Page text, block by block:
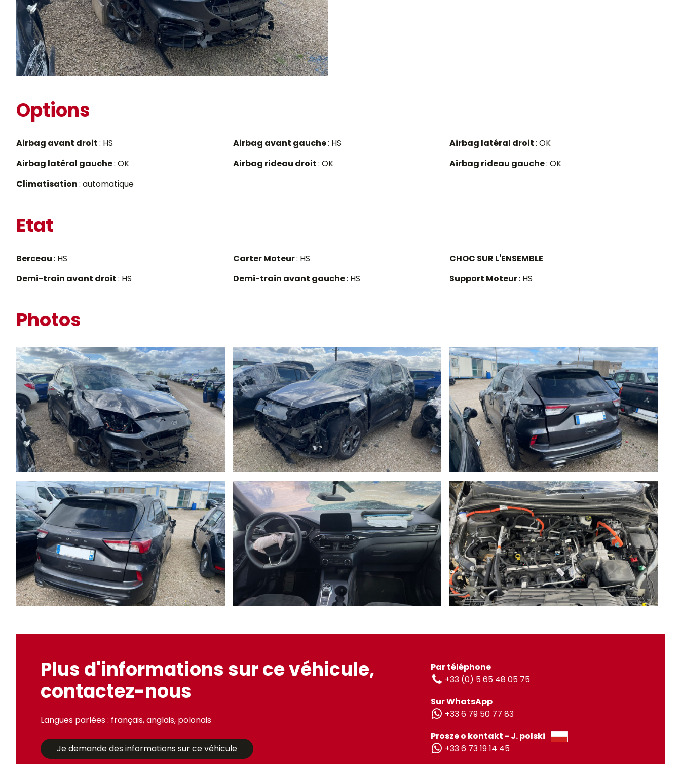
Options
Airbag avant droit: HS Airbag avant gauche: HS Airbag latéral droit: OK
Airbag latéral gauche: OK Airbag rideau droit: OK Airbag rideau gauche: OK
Climatisation: automatique
Etat
Berceau: HS Carter Moteur: HS
CHOC SUR L'ENSEMBLE
Demi-train avant droit: HS Demi-train avant gauche: HS Support Moteur: HS
Photos
Plus d'informations sur ce véhicule,
contactez-nous
Langues parlées : français, anglais, polonais
Je demande des informations sur ce véhicule
Par téléphone
+33 (0) 5 65 48 05 75
Sur WhatsApp
+33 6 79 50 77 83
Prosze o kontakt - J. polski
+33 6 73 19 14 45